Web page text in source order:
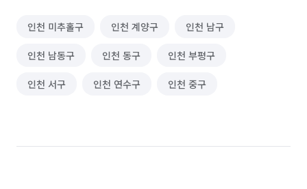
인천 미추홀구 인천 계양구 인천 남구
인천 남동구 인천 동구 인천 부평구
인천 서구 인천 연수구 인천 중구